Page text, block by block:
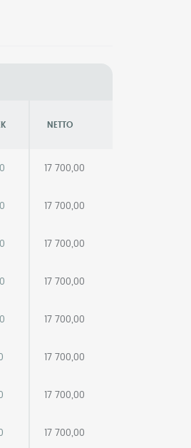
NETTO
17 700,00
17 700,00
17 700,00
17 700,00
17 700,00
17 700,00
17 700,00
17 700,00